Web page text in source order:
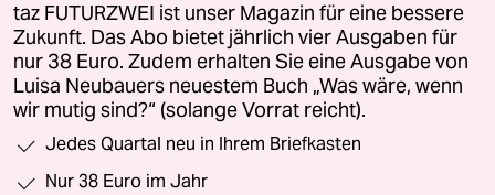
taz FUTURZWEI ist unser Magazin für eine bessere
Zukunft. Das Abo bietet jährlich vier Ausgaben für
nur 38 Euro. Zudem erhalten Sie eine Ausgabe von
Luisa Neubauers neuestem Buch „Was wäre, wenn
wir mutig sind?“ (solange Vorrat reicht).
Jedes Quartal neu in Ihrem Briefkasten
Nur 38 Euro im Jahr